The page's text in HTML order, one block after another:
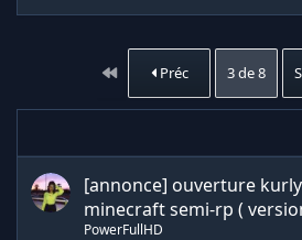
PremierPréc 3 de 8
[annonce] ouverture
minecraft semi-rp (
PowerFullHD